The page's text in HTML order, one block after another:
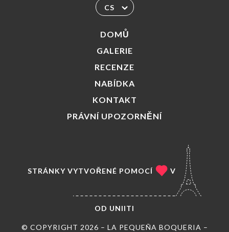
CS
DOMŮ
GALERIE
RECENZE
NABÍDKA
KONTAKT
PRÁVNÍ UPOZORNĚNÍ
© COPYRIGHT 2026 – LA PEQUEÑA BOQUERIA –
STRÁNKY VYTVOŘENÉ POMOCÍ V
OD UNIITI